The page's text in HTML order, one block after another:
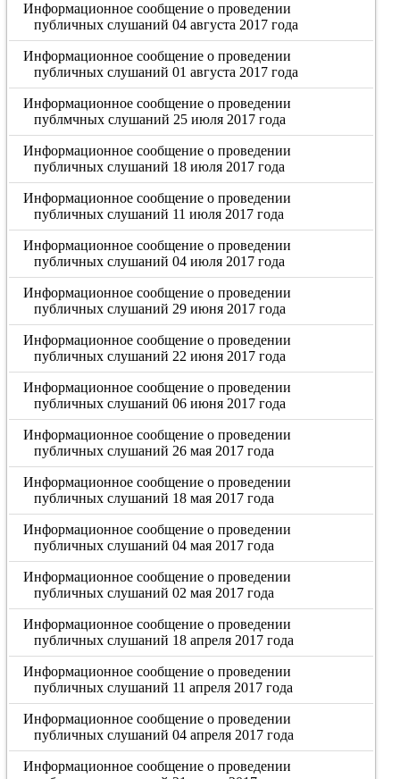
Информационное сообщение о проведении
публичных слушаний 04 августа 2017 года
Информационное сообщение о проведении
публичных слушаний 01 августа 2017 года
Информационное сообщение о проведении
публмчных слушаний 25 июля 2017 года
Информационное сообщение о проведении
публичных слушаний 18 июля 2017 года
Информационное сообщение о проведении
публичных слушаний 11 июля 2017 года
Информационное сообщение о проведении
публичных слушаний 04 июля 2017 года
Информационное сообщение о проведении
публичных слушаний 29 июня 2017 года
Информационное сообщение о проведении
публичных слушаний 22 июня 2017 года
Информационное сообщение о проведении
публичных слушаний 06 июня 2017 года
Информационное сообщение о проведении
публичных слушаний 26 мая 2017 года
Информационное сообщение о проведении
публичных слушаний 18 мая 2017 года
Информационное сообщение о проведении
публичных слушаний 04 мая 2017 года
Информационное сообщение о проведении
публичных слушаний 02 мая 2017 года
Информационное сообщение о проведении
публичных слушаний 18 апреля 2017 года
Информационное сообщение о проведении
публичных слушаний 11 апреля 2017 года
Информационное сообщение о проведении
публичных слушаний 04 апреля 2017 года
Информационное сообщение о проведении